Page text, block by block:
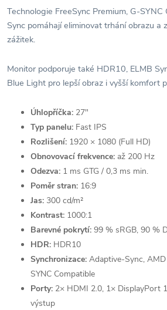
Technologie FreeSync Premium, G-
Sync pomáhají eliminovat trhání obrazu a
zážitek.
Monitor podporuje také HDR10, ELMB
Blue Light pro lepší obraz i vyšší komfort
Úhlopříčka: 27"
Typ panelu: Fast IPS
Rozlišení: 1920 × 1080 (Full HD)
Obnovovací frekvence: až 200 Hz
Odezva: 1 ms GTG / 0,3 ms min.
Poměr stran: 16:9
Jas: 300 cd/m²
Kontrast: 1000:1
Barevné pokrytí: 99 % sRGB, 90 %
HDR: HDR10
Synchronizace: Adaptive-Sync,
SYNC Compatible
Porty: 2× HDMI 2.0, 1× DisplayPort
výstup